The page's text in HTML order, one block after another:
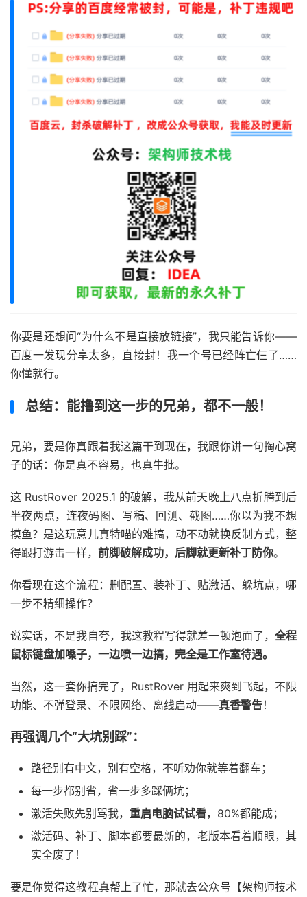
你要是还想问“为什么不是直接放链接”，我只能告诉你——
百度一发现分享太多，直接封！我一个号已经阵亡仨了……
你懂就行。
总结：能撸到这一步的兄弟，都不一般！
兄弟，要是你真跟着我这篇干到现在，我跟你讲一句掏心窝
子的话：你是真不容易，也真牛批。
这 RustRover 2025.1 的破解，我从前天晚上八点折腾到后
半夜两点，连夜码图、写稿、回测、截图……你以为我不想
摸鱼？是这玩意儿真特喵的难搞，动不动就换反制方式，整
得跟打游击一样， 前脚破解成功，后脚就更新补丁防你。
你看现在这个流程：删配置、装补丁、贴激活、躲坑点，哪
一步不精细操作？
说实话，不是我自夸，我这教程写得就差一顿泡面了， 全程
鼠标键盘加嗓子，一边喷一边搞，完全是工作室待遇。
当然，这一套你搞完了，RustRover 用起来爽到飞起，不限
功能、不弹登录、不限网络、离线启动——真香警告！
再强调几个“大坑别踩”：
路径别有中文，别有空格，不听劝你就等着翻车；
每一步都别省，省一步多踩俩坑；
激活失败先别骂我， 重启电脑试试看，80%都能成；
激活码、补丁、脚本都要最新的，老版本看着顺眼，其
实全废了！
要是你觉得这教程真帮上了忙，那就去公众号【架构师技术